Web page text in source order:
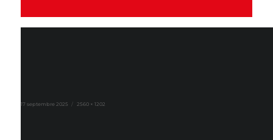
Publié
17 septembre 2025
Taille
2560 × 1202